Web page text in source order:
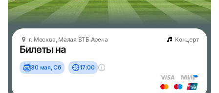
г. Москва, Малая ВТБ Арена Концерт
Билеты на
30 мая, Сб 17:00